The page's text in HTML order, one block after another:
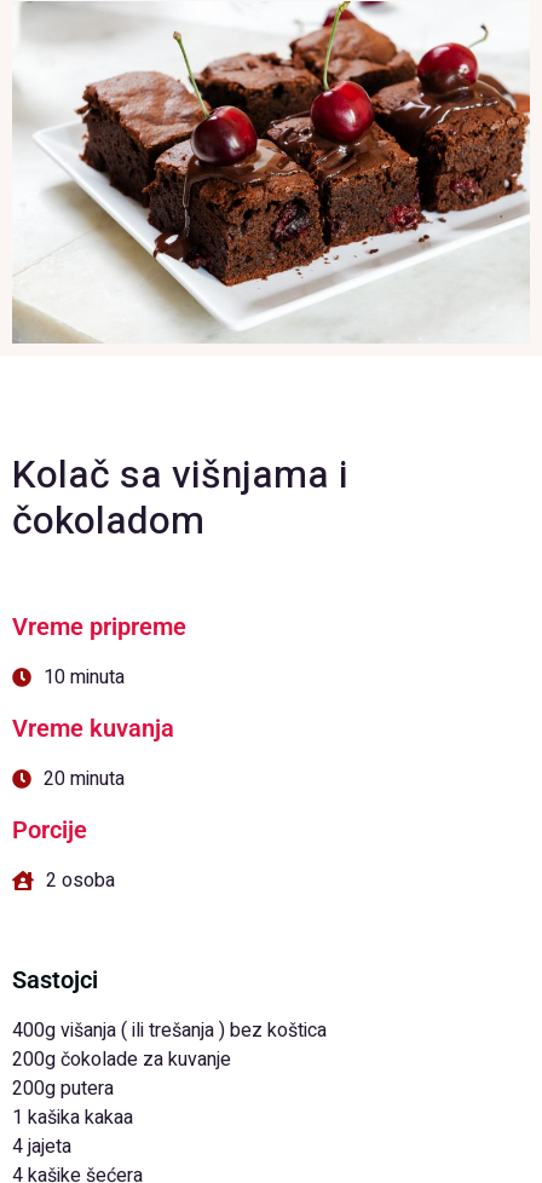
Kolač sa višnjama i
čokoladom
Vreme pripreme
10 minuta
Vreme kuvanja
20 minuta
Porcije
2 osoba
Sastojci
400g višanja ( ili trešanja ) bez koštica
200g čokolade za kuvanje
200g putera
1 kašika kakaa
4 jajeta
4 kašike šećera